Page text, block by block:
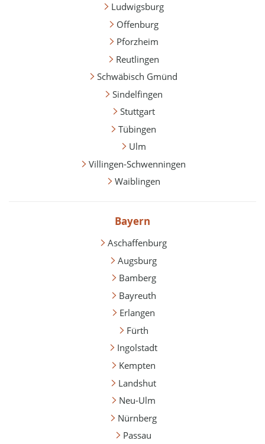
Ludwigsburg
Offenburg
Pforzheim
Reutlingen
Schwäbisch Gmünd
Sindelfingen
Stuttgart
Tübingen
Ulm
Villingen-Schwenningen
Waiblingen
Bayern
Aschaffenburg
Augsburg
Bamberg
Bayreuth
Erlangen
Fürth
Ingolstadt
Kempten
Landshut
Neu-Ulm
Nürnberg
Passau